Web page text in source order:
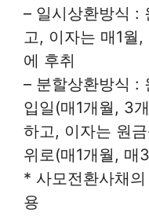
– 일시상환방식 :
고, 이자는 매1월
에 후취
– 분할상환방식 :
입일(매1개월, 3
하고, 이자는 원
위로(매1개월, 매
* 사모전환사채
용